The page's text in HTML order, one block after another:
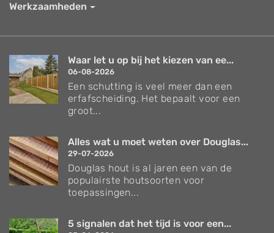
Werkzaamheden
Waar let u op bij het kiezen van ee...
06-08-2026
Een schutting is veel meer dan een
erfafscheiding. Het bepaalt voor een
groot...
Alles wat u moet weten over Douglas...
29-07-2026
Douglas hout is al jaren een van de
populairste houtsoorten voor
toepassingen...
5 signalen dat het tijd is voor een...